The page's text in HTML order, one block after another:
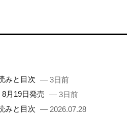
みと目次 — 3日前
月19日発売 — 3日前
みと目次 — 2026.07.28